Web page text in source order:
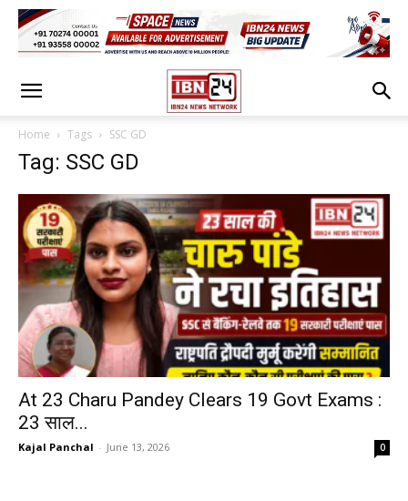
Home Tags SSC GD
Tag: SSC GD
At 23 Charu Pandey Clears 19 Govt Exams :
23 साल...
Kajal Panchal - June 13, 2026 0